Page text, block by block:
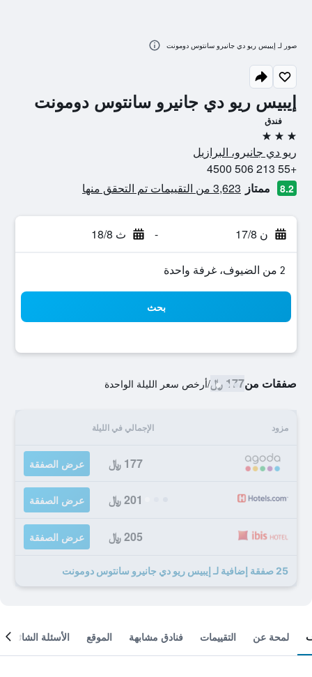
إيبيس ريو دي جانيرو سانتوس دومونت
فندق
3 نجوم
ريو دي جانيرو، البرازيل
+55 213 506 4500
8.2 ممتاز 3,623 من التقييمات تم التحقق منها
ن 17/8 - ث 18/8
2 من الضيوف، غرفة واحدة
بحث
صفقات من177 ﷼ /أرخص سعر الليلة الواحدة
مزود الإجمالي في الليلة
177 ﷼ عرض الصفقة
201 ﷼ عرض الصفقة
205 ﷼ عرض الصفقة
25 صفقة إضافية لـ إيبيس ريو دي جانيرو سانتوس دومونت
صور لـ إيبيس ريو دي جانيرو سانتوس دومونت
لمحة عن التقييمات فنادق مشابهة الموقع الأسئلة الشائعة